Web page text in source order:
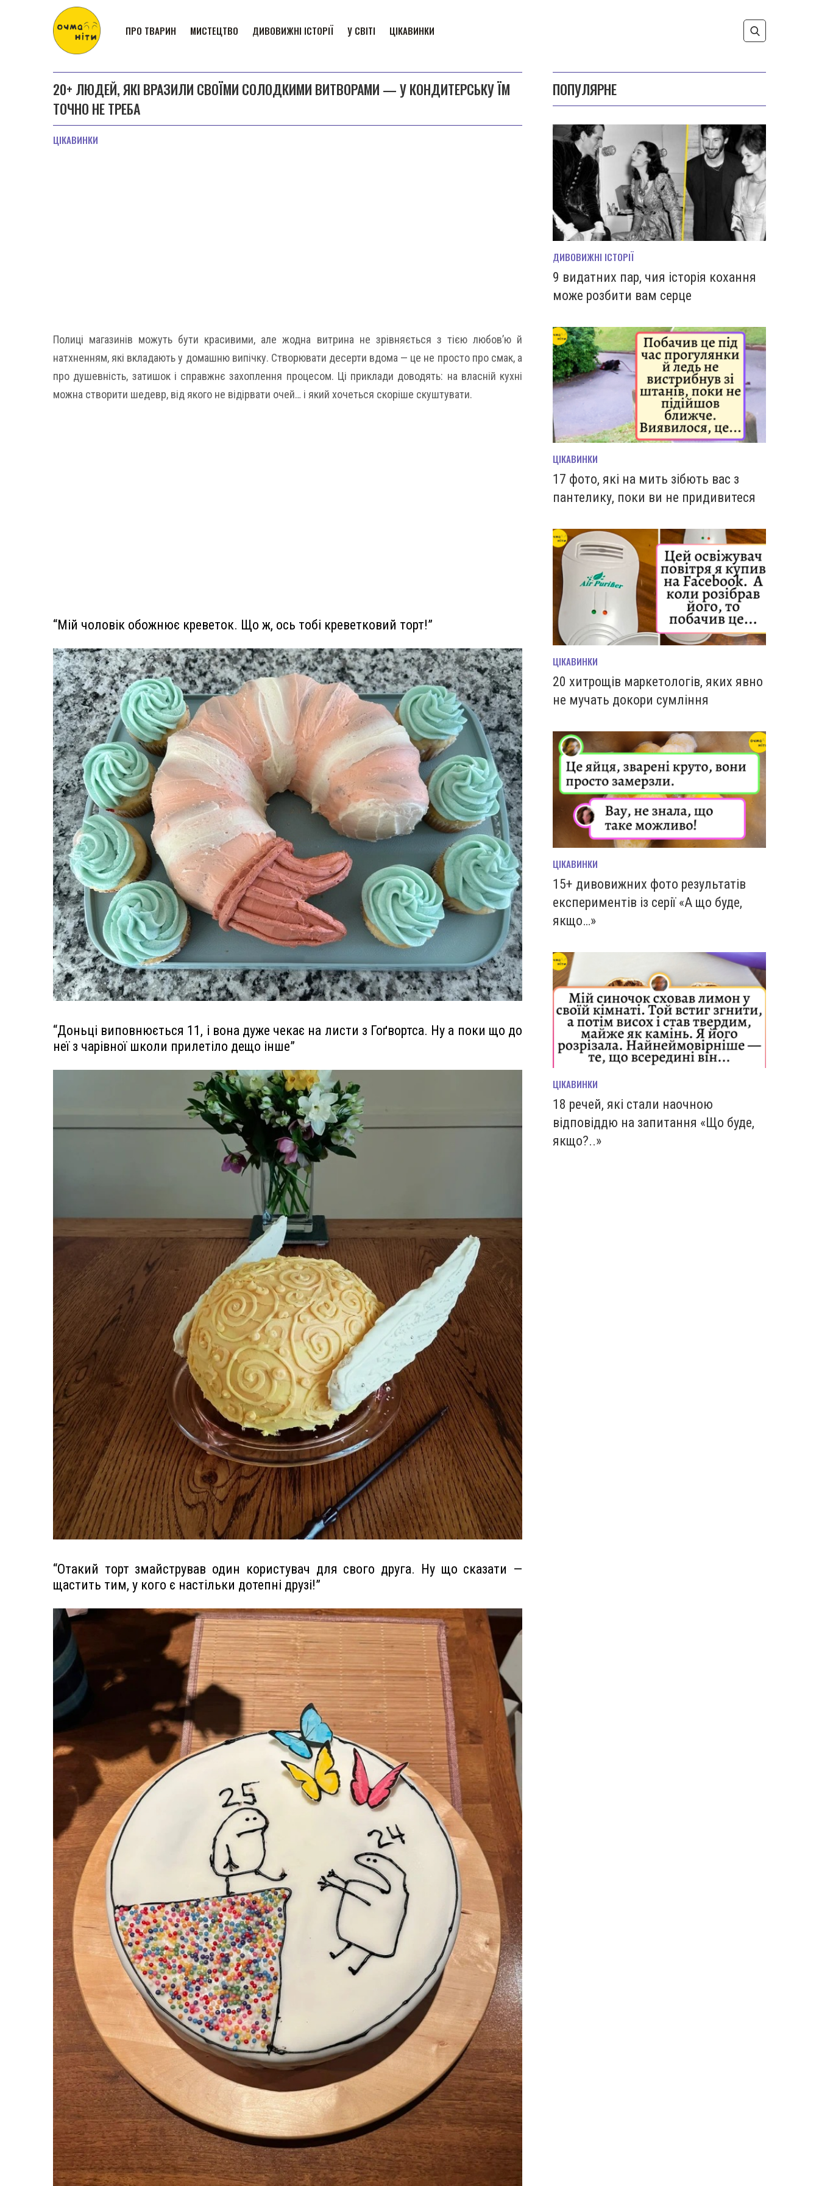
ПРО ТВАРИН МИСТЕЦТВО ДИВОВИЖНІ ІСТОРІЇ У СВІТІ ЦІКАВИНКИ
20+ ЛЮДЕЙ, ЯКІ ВРАЗИЛИ СВОЇМИ СОЛОДКИМИ ВИТВОРАМИ — У КОНДИТЕРСЬКУ ЇМ
ТОЧНО НЕ ТРЕБА
ЦІКАВИНКИ
Полиці магазинів можуть бути красивими, але жодна витрина не зрівняється з тією любов’ю й
натхненням, які вкладають у домашню випічку. Створювати десерти вдома — це не просто про смак, а
про душевність, затишок і справжнє захоплення процесом. Ці приклади доводять: на власній кухні
можна створити шедевр, від якого не відірвати очей… і який хочеться скоріше скуштувати.
“Мій чоловік обожнює креветок. Що ж, ось тобі креветковий торт!”
“Доньці виповнюється 11, і вона дуже чекає на листи з Гоґвортса. Ну а поки що до
неї з чарівної школи прилетіло дещо інше”
“Отакий торт змайстрував один користувач для свого друга. Ну що сказати —
щастить тим, у кого є настільки дотепні друзі!”
ПОПУЛЯРНЕ
ДИВОВИЖНІ ІСТОРІЇ
9 видатних пар, чия історія кохання
може розбити вам серце
ЦІКАВИНКИ
17 фото, які на мить зiбють вас з
пантелику, поки ви не придивитеся
ЦІКАВИНКИ
20 хитрощів маркетологів, яких явно
не мучать докори сумління
ЦІКАВИНКИ
15+ дивовижних фото результатів
експериментів із серії «А що буде,
якщо…»
ЦІКАВИНКИ
18 речей, які стали наочною
відповіддю на запитання «Що буде,
якщо?..»